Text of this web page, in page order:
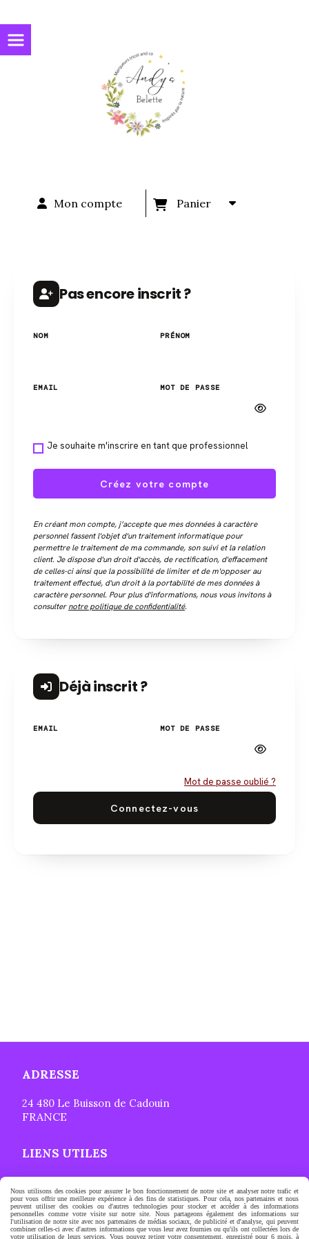
Mon compte Panier
Pas encore inscrit ?
NOM PRÉNOM
EMAIL MOT DE PASSE
Je souhaite m'inscrire en tant que professionnel
Créez votre compte
En créant mon compte, j’accepte que mes données à caractère
personnel fassent l'objet d'un traitement informatique pour
permettre le traitement de ma commande, son suivi et la relation
client. Je dispose d'un droit d'accès, de rectification, d'effacement
de celles-ci ainsi que la possibilité de limiter et de m'opposer au
traitement effectué, d'un droit à la portabilité de mes données à
caractère personnel. Pour plus d'informations, nous vous invitons à
consulter notre politique de confidentialité.
Déjà inscrit ?
EMAIL MOT DE PASSE
Mot de passe oublié ?
Connectez-vous
ADRESSE
24 480 Le Buisson de Cadouin
FRANCE
LIENS UTILES
Mentions légales
Politique de confidentialité
Contact
Nous utilisons des cookies pour assurer le bon fonctionnement de notre site et analyser notre trafic et
pour vous offrir une meilleure expérience à des fins de statistiques. Pour cela, nos partenaires et nous
peuvent utiliser des cookies ou d'autres technologies pour stocker et accéder à des informations
personnelles comme votre visite sur notre site. Nous partageons également des informations sur
l'utilisation de notre site avec nos partenaires de médias sociaux, de publicité et d'analyse, qui peuvent
combiner celles-ci avec d'autres informations que vous leur avez fournies ou qu'ils ont collectées lors de
votre utilisation de leurs services. Vous pouvez retirer votre consentement, enregistré pour 6 mois, à